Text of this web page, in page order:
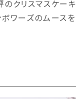
クリスマスケーキ
ワーズのムースを